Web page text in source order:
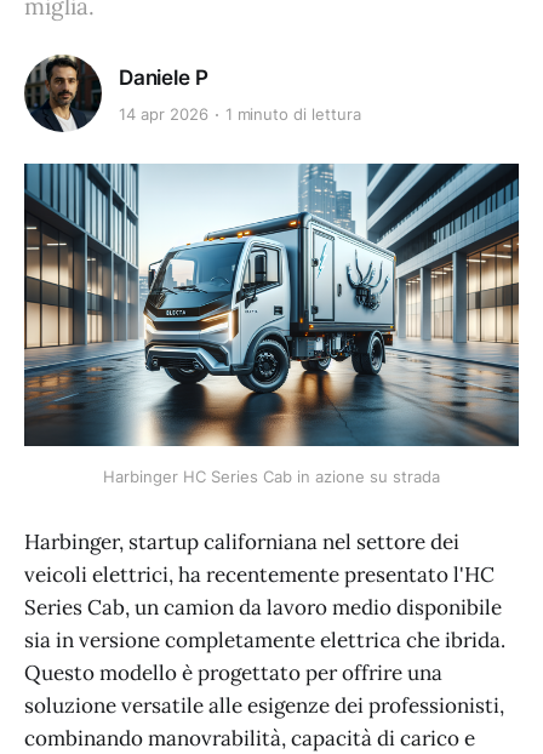
miglia.
Daniele P
14 apr 2026 1 minuto di lettura
Harbinger HC Series Cab in azione su strada
Harbinger, startup californiana nel settore dei
veicoli elettrici, ha recentemente presentato l'HC
Series Cab, un camion da lavoro medio disponibile
sia in versione completamente elettrica che ibrida.
Questo modello è progettato per offrire una
soluzione versatile alle esigenze dei professionisti,
combinando manovrabilità, capacità di carico e